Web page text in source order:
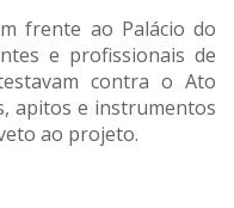
frente ao Palácio do
e profissionais de
contra o Ato
apitos e instrumentos
ao projeto.